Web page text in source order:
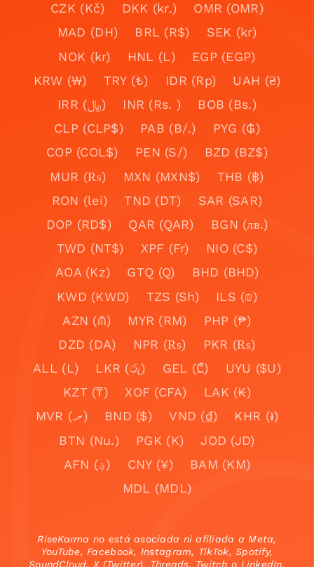
CZK (Kč)
DKK (kr.)
OMR (OMR)
MAD (DH)
BRL (R$)
SEK (kr)
NOK (kr)
HNL (L)
EGP (EGP)
KRW (₩)
TRY (₺) IDR (Rp)
UAH (₴)
IRR (﷼)
INR (Rs. )
BOB (Bs.)
CLP (CLP$)
PAB (B/.)
PYG (₲)
COP (COL$)
PEN (S/)
BZD (BZ$)
MUR (₨)
MXN (MXN$)
THB (฿)
RON (lei)
TND (DT)
SAR (SAR)
DOP (RD$)
QAR (QAR)
BGN (лв.)
TWD (NT$)
XPF (Fr)
NIO (C$)
AOA (Kz)
GTQ (Q)
BHD (BHD)
KWD (KWD)
TZS (Sh)
ILS (₪)
AZN (₼)
MYR (RM)
PHP (₱)
DZD (DA)
NPR (₨)
PKR (₨)
ALL (L)
LKR (රු) GEL (₾)
UYU ($U)
KZT (₸)
XOF (CFA)
LAK (₭)
MVR (.ރ)
BND ($) VND (₫)
KHR (៛)
BTN (Nu.)
PGK (K)
JOD (JD)
AFN (؋)
CNY (¥)
BAM (KM)
MDL (MDL)
RiseKarma no está asociada ni afiliada a Meta,
YouTube, Facebook, Instagram, TikTok, Spotify,
SoundCloud, X (Twitter), Threads, Twitch o LinkedIn.